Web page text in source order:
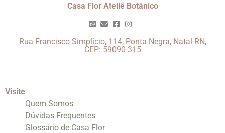
Casa Flor Ateliê Botânico
Rua Francisco Simplício, 114, Ponta Negra, Natal-RN,
CEP: 59090-315
Visite
Quem Somos
Dúvidas Frequentes
Glossário de Casa Flor